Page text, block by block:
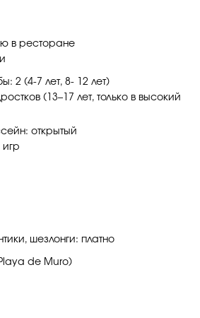
в ресторане
2 (4-7 лет, 8- 12 лет)
(13–17 лет, только в высокий
открытый
игр
шезлонги: платно
de Muro)